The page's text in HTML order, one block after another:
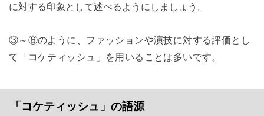
に対する印象として述べるようにしましょう。
③～⑥のように、ファッションや演技に対する評価とし
て「コケティッシュ」を用いることは多いです。
「コケティッシュ」の語源